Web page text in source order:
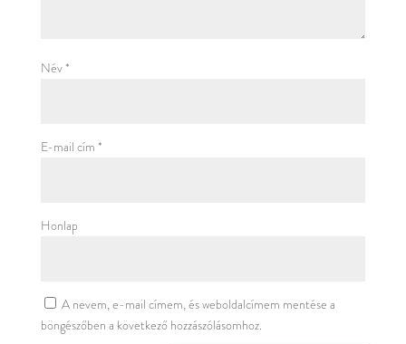
Név *
E-mail cím *
Honlap
A nevem, e-mail címem, és weboldalcímem mentése a
böngészőben a következő hozzászólásomhoz.